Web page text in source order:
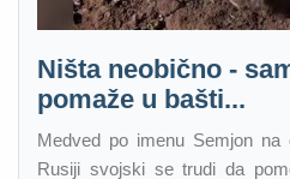
Ništa neobično -
pomaže u bašti...
Medved po imenu Semjon
Rusiji svojski se trudi da